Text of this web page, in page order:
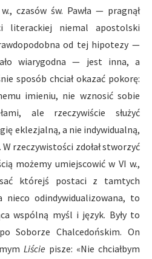
czasów św. Pawła — pragnął
literackiej niemal apostolski
od tej hipotezy —
wiarygodna — jest inna, a
sposób chciał okazać pokorę:
imieniu, nie wznosić sobie
ale rzeczywiście służyć
eklezjalną, a nie indywidualną,
rzeczywistości zdołał stworzyć
możemy umiejscowić w VI w.,
którejś postaci z tamtych
odindywidualizowana, to
wspólną myśl i język. Były to
Soborze Chalcedońskim. On
Liście pisze: «Nie chciałbym